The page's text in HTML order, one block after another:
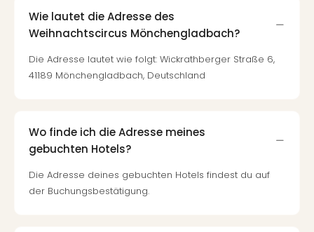
Wie lautet die Adresse des
Weihnachtscircus Mönchengladbach?
Die Adresse lautet wie folgt: Wickrathberger Straße 6,
41189 Mönchengladbach, Deutschland
Wo finde ich die Adresse meines
gebuchten Hotels?
Die Adresse deines gebuchten Hotels findest du auf
der Buchungsbestätigung.